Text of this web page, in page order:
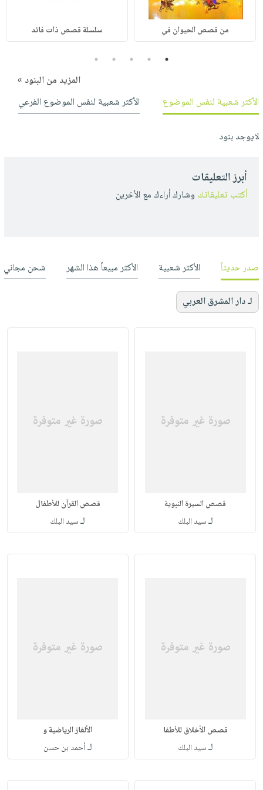
من قصص الحيوان في سلسلة قصص ذات فائد
1
2
3
4
5
المزيد من البنود »
الأكثر شعبية لنفس الموضوع
الأكثر شعبية لنفس الموضوع الفرعي
لايوجد بنود
أبرز التعليقات
أكتب تعليقاتك وشارك أراءك مع الأخرين
صدر حديثاً الأكثر شعبية الأكثر مبيعاً هذا الشهر شحن مجاني
لـ دار المشرق العربي
قصص السيرة النبوية
لـسيد البلك
قصص القرآن للأطفال
لـسيد البلك
قصص الأخلاق للأطفا
لـسيد البلك
الألغاز الرياضية و
لـأحمد بن حسن